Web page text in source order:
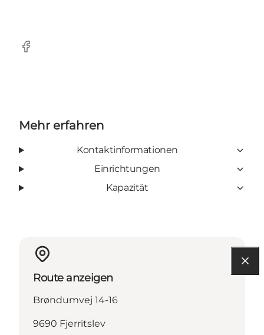
Facebook
Mehr erfahren
Kontaktinformationen
Einrichtungen
Kapazität
Route anzeigen
Brøndumvej 14-16
9690 Fjerritslev